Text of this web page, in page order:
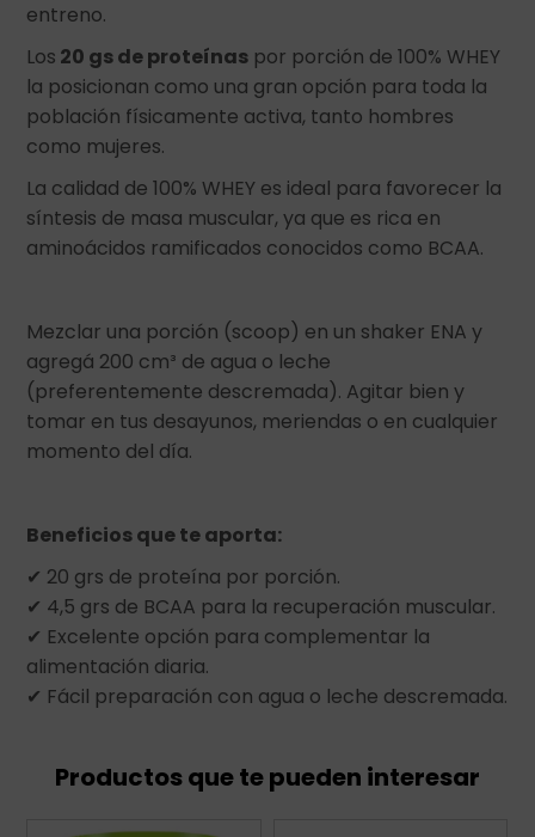
entreno.
Los 20 gs de proteínas por porción de 100% WHEY
la posicionan como una gran opción para toda la
población físicamente activa, tanto hombres
como mujeres.
La calidad de 100% WHEY es ideal para favorecer la
síntesis de masa muscular, ya que es rica en
aminoácidos ramificados conocidos como BCAA.
Mezclar una porción (scoop) en un shaker ENA y
agregá 200 cm³ de agua o leche
(preferentemente descremada). Agitar bien y
tomar en tus desayunos, meriendas o en cualquier
momento del día.
Beneficios que te aporta:
✔ 20 grs de proteína por porción.
✔ 4,5 grs de BCAA para la recuperación muscular.
✔ Excelente opción para complementar la
alimentación diaria.
✔ Fácil preparación con agua o leche descremada.
Productos que te pueden interesar